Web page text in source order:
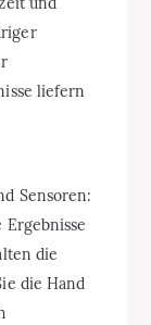
liefern
Sensoren:
die
die Hand